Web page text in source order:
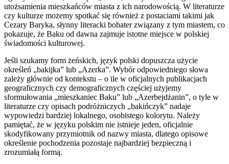
utożsamienia mieszkańców miasta z ich narodowością. W literaturze
czy kulturze możemy spotkać się również z postaciami takimi jak
Cezary Baryka, słynny literacki bohater związany z tym miastem, co
pokazuje, że Baku od dawna zajmuje istotne miejsce w polskiej
świadomości kulturowej.
Jeśli szukamy form żeńskich, język polski dopuszcza użycie
określeń „bakijka” lub „Azerka”. Wybór odpowiedniego słowa
zależy głównie od kontekstu – o ile w oficjalnych publikacjach
geograficznych czy demograficznych częściej użyjemy
sformułowania „mieszkaniec Baku” lub „Azerbejdżanin”, o tyle w
literaturze czy opisach podróżniczych „bakińczyk” nadaje
wypowiedzi bardziej lokalnego, osobistego kolorytu. Należy
pamiętać, że w języku polskim nie istnieje jeden, oficjalnie
skodyfikowany przymiotnik od nazwy miasta, dlatego opisowe
określenie pochodzenia pozostaje najbardziej bezpieczną i
zrozumiałą formą.